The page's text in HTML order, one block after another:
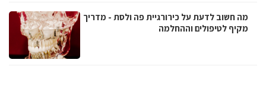
מה חשוב לדעת על כירורגיית פה ולסת - מדריך
מקיף לטיפולים וההחלמה